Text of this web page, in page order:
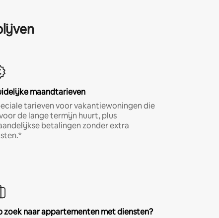
maandtarieven
tarieven voor vakantiewoningen die
de lange termijn huurt, plus
betalingen zonder extra
zoek naar appartementen met diensten?